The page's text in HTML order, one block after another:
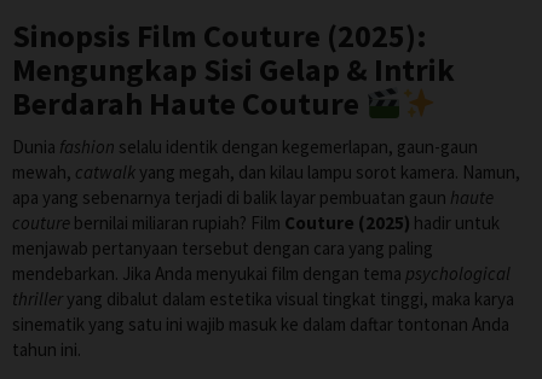
Sinopsis Film Couture (2025):
Mengungkap Sisi Gelap & Intrik
Berdarah Haute Couture
Dunia fashion selalu identik dengan kegemerlapan, gaun-gaun
mewah, catwalk yang megah, dan kilau lampu sorot kamera. Namun,
apa yang sebenarnya terjadi di balik layar pembuatan gaun haute
couture bernilai miliaran rupiah? Film Couture (2025) hadir untuk
menjawab pertanyaan tersebut dengan cara yang paling
mendebarkan. Jika Anda menyukai film dengan tema psychological
thriller yang dibalut dalam estetika visual tingkat tinggi, maka karya
sinematik yang satu ini wajib masuk ke dalam daftar tontonan Anda
tahun ini.